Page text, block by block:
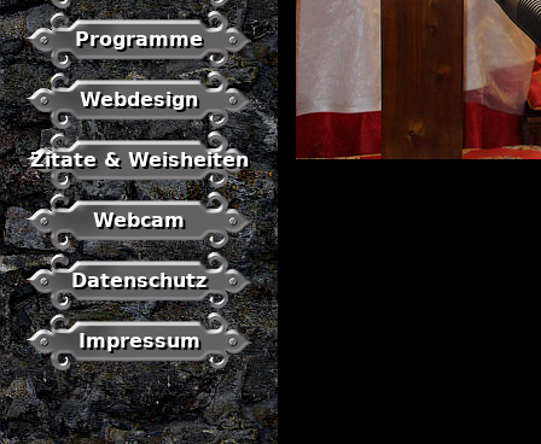
Programme
Webdesign
Zitate & Weisheiten
Webcam
Datenschutz
Impressum